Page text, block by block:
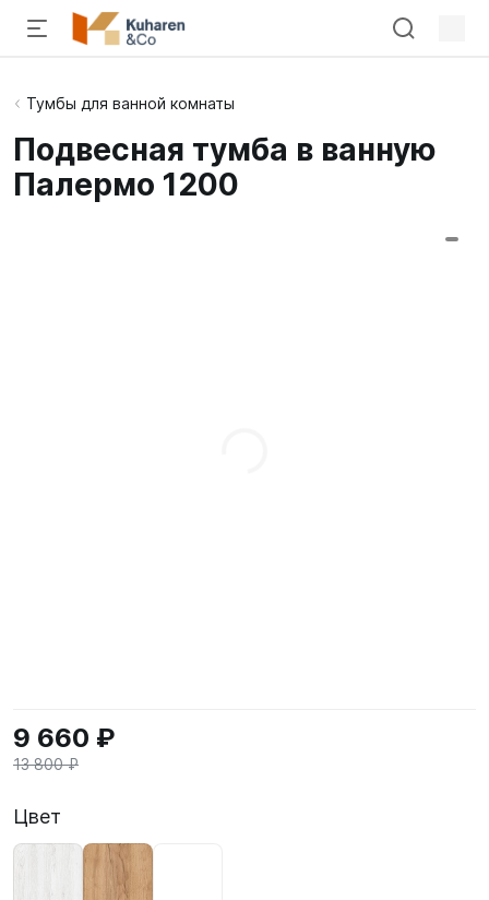
Тумбы для ванной комнаты
Подвесная тумба в ванную
Палермо 1200
9 660 ₽
13 800 ₽
Цвет